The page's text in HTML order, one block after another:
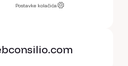
Uslovi korišćenja
Postavke kolačića